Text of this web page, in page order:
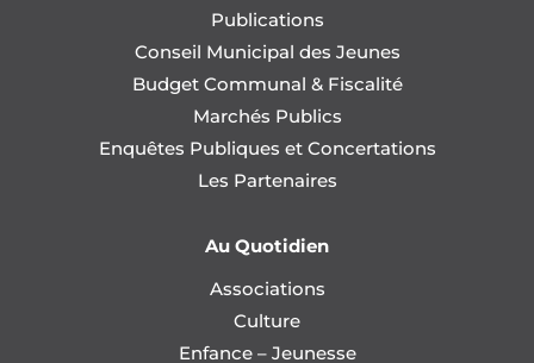
Publications
Conseil Municipal des Jeunes
Budget Communal & Fiscalité
Marchés Publics
Enquêtes Publiques et Concertations
Les Partenaires
Au Quotidien
Associations
Culture
Enfance – Jeunesse